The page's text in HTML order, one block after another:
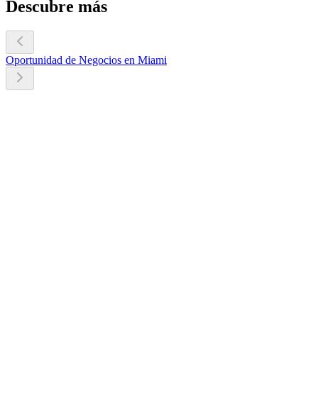
Descubre más
Oportunidad de Negocios en Miami